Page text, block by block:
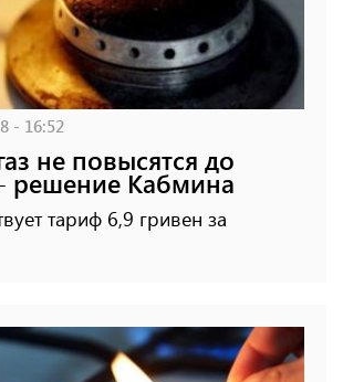
- 16:52
не повысятся до
решение Кабмина
тариф 6,9 гривен за